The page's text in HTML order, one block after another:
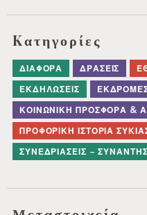
Kατηγορίες
ΔΙΆΦΟΡΑ ΔΡΆΣΕΙΣ
ΕΚΔΗΛΏΣΕΙΣ
ΚΟΙΝΩΝΙΚΉ ΠΡΟΣΦΟΡΆ &
ΠΡΟΦΟΡΙΚΉ ΙΣΤΟΡΊΑ
ΣΥΝΕΔΡΙΆΣΕΙΣ –